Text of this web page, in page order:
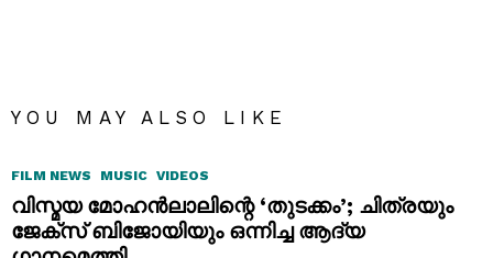
YOU MAY ALSO LIKE
FILM NEWS MUSIC VIDEOS
വിസ്മയ മോഹൻലാലിന്റെ ‘തുടക്കം’; ചിത്രയും
ജേക്സ് ബിജോയിയും ഒന്നിച്ച ആദ്യ